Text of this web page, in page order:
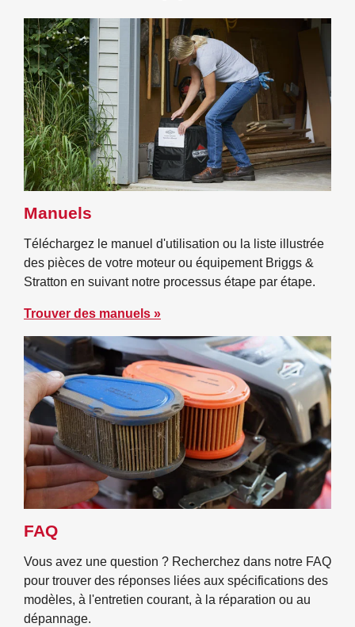
Manuels
Téléchargez le manuel d'utilisation ou la liste illustrée
des pièces de votre moteur ou équipement Briggs &
Stratton en suivant notre processus étape par étape.
Trouver des manuels »
FAQ
Vous avez une question ? Recherchez dans notre FAQ
pour trouver des réponses liées aux spécifications des
modèles, à l'entretien courant, à la réparation ou au
dépannage.